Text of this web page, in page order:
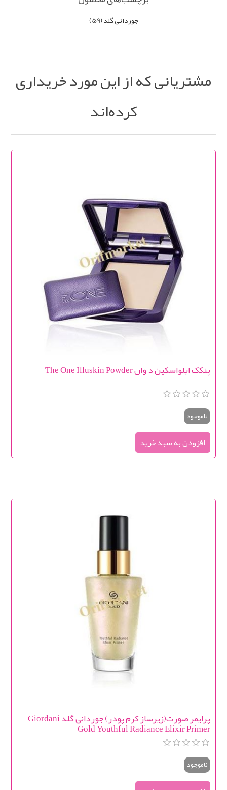
جوردانی گلد(59)
مشتریانی که از این مورد خریداری
کرده‌اند
پنکک ایلواسکین د وان The One Illuskin Powder
ناموجود
پرایمر صورت(زيرساز كرم پودر) جوردانی گلد Giordani
Gold Youthful Radiance Elixir Primer
ناموجود